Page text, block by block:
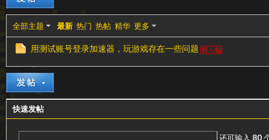
级
全部主题 最新 热门 热帖 精华 更多
用测试账号登录加速器，玩游戏存在一些问题
快速发帖
还可输入 80